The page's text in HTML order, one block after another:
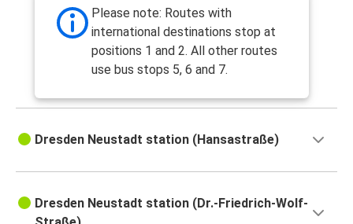
Please note: Routes with
international destinations stop at
positions 1 and 2. All other routes
use bus stops 5, 6 and 7.
Dresden Neustadt station (Hansastraße)
Dresden Neustadt station (Dr.-Friedrich-Wolf-